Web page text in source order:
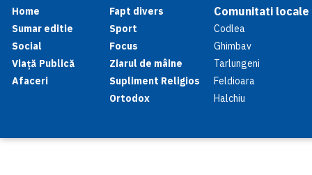
Home
Sumar editie
Social
Viață Publică
Afaceri
Fapt divers
Sport
Focus
Ziarul de mâine
Supliment Religios
Ortodox
Comunitati locale
Codlea
Ghimbav
Tarlungeni
Feldioara
Halchiu